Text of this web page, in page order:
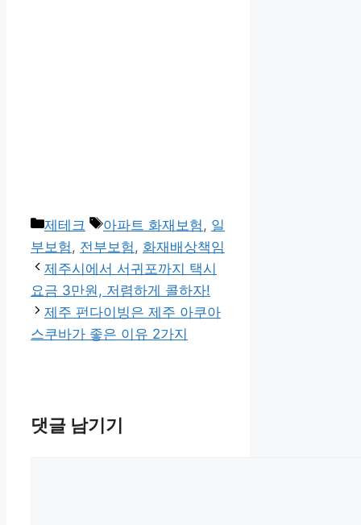
카
테
고
리
제테크
태
그
아파트 화재보험 , 일
부보험 , 전부보험 , 화재배상책임
제주시에서 서귀포까지 택시
요금 3만원, 저렴하게 콜하자!
제주 펀다이빙은 제주 아쿠아
스쿠바가 좋은 이유 2가지
댓글 남기기